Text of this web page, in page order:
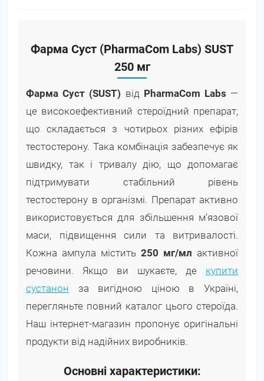
Фарма Суст (PharmaCom Labs) SUST
250 мг
Фарма Суст (SUST) від PharmaCom Labs —
це високоефективний стероїдний препарат,
що складається з чотирьох різних ефірів
тестостерону. Така комбінація забезпечує як
швидку, так і тривалу дію, що допомагає
підтримувати стабільний рівень
тестостерону в організмі. Препарат активно
використовується для збільшення м'язової
маси, підвищення сили та витривалості.
Кожна ампула містить 250 мг/мл активної
речовини. Якщо ви шукаєте, де купити
сустанон за вигідною ціною в Україні,
перегляньте повний каталог цього стероїда.
Наш інтернет-магазин пропонує оригінальні
продукти від надійних виробників.
Основні характеристики: